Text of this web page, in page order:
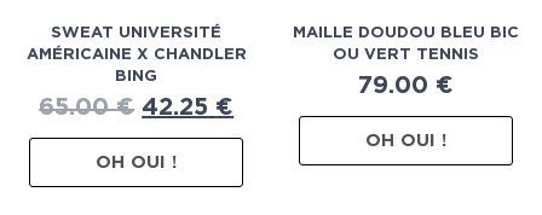
SWEAT UNIVERSITÉ
AMÉRICAINE X CHANDLER
BING
65.00€ 42.25 €
OH OUI !
MAILLE DOUDOU BLEU BIC
OU VERT TENNIS
79.00 €
OH OUI !